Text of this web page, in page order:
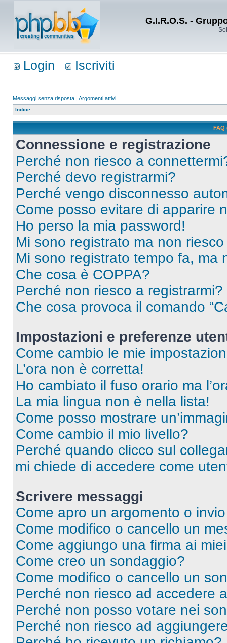
G.I.R.O.S. -
Login Iscriviti
Messaggi senza risposta | Argomenti attivi
Indice
FAQ
Connessione e registrazione
Perché non riesco a
Perché devo registrarmi?
Perché vengo disconnesso
Come posso evitare di apparire
Ho perso la mia password!
Mi sono registrato ma non
Mi sono registrato tempo fa, ma
Che cosa è COPPA?
Perché non riesco a registrarmi?
Che cosa provoca il comando
Impostazioni e preferenze
Come cambio le mie
L’ora non è corretta!
Ho cambiato il fuso orario ma
La mia lingua non è nella lista!
Come posso mostrare
Come cambio il mio livello?
Perché quando clicco sul
mi chiede di accedere come
Scrivere messaggi
Come apro un argomento o
Come modifico o cancello un
Come aggiungo una firma ai
Come creo un sondaggio?
Come modifico o cancello un
Perché non riesco ad accedere
Perché non posso votare nei
Perché non riesco ad